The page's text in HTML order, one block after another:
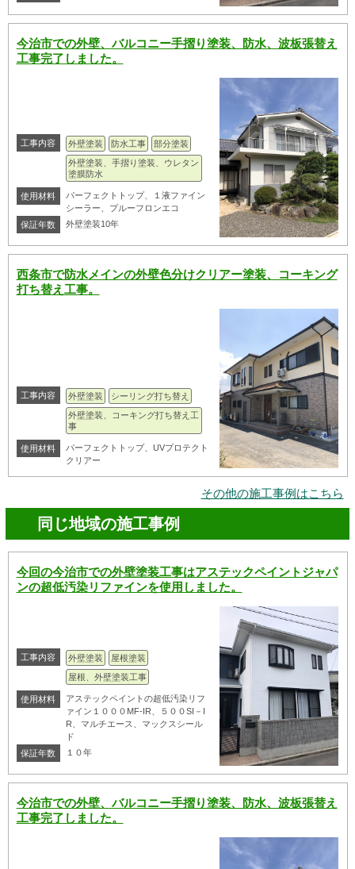
今治市での外壁、バルコニー手摺り塗装、防水、波板張替え
工事完了しました。
工事内容 外壁塗装 防水工事
部分塗装
外壁塗装、手摺り塗装、ウレタン
塗膜防水
使用材料
パーフェクトトップ、１液ファイン
シーラー、プルーフロンエコ
保証年数
外壁塗装10年
西条市で防水メインの外壁色分けクリアー塗装、コーキング
打ち替え工事。
工事内容 外壁塗装
シーリング打ち替え
外壁塗装、コーキング打ち替え工
事
使用材料
パーフェクトトップ、UVプロテクト
クリアー
その他の施工事例はこちら
同じ地域の施工事例
今回の今治市での外壁塗装工事はアステックペイントジャパ
ンの超低汚染リファインを使用しました。
工事内容 外壁塗装
屋根塗装
屋根、外壁塗装工事
使用材料
アステックペイントの超低汚染リフ
ァイン１０００MF-IR、５００SI－I
R、マルチエース、マックスシール
ド
保証年数
１０年
今治市での外壁、バルコニー手摺り塗装、防水、波板張替え
工事完了しました。